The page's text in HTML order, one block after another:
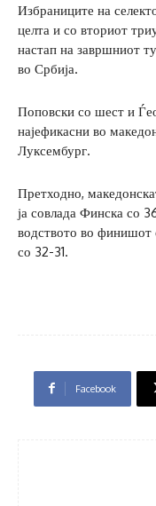
Избраниците на
целта и со вториот
настап на завршниот
во Србија.
Поповски со шест и
најефикасни во
Луксембург.
Претходно,
ја совлада Финска со
водството во финишот
со 32-31.
Facebook